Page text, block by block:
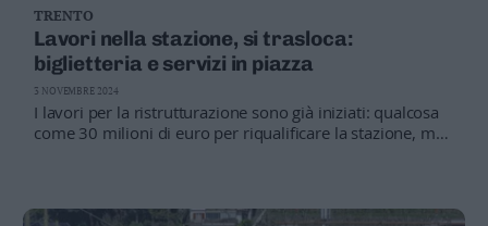
Valle
dei
Laghi
Valsugana
Primiero
–
TRENTO
Lavori nella stazione, si trasloca:
biglietteria e servizi in piazza
I lavori per la ristrutturazione sono già iniziati: qualcosa
come 30 milioni di euro per riqualificare la stazione, ma
3 NOVEMBRE 2024